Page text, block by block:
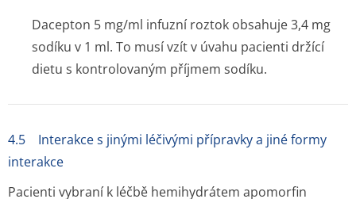
Dacepton 5 mg/ml infuzní roztok obsahuje 3,4 mg
sodíku v 1 ml. To musí vzít v úvahu pacienti držící
dietu s kontrolovaným příjmem sodíku.
4.5 Interakce s jinými léčivými přípravky a jiné formy
interakce
Pacienti vybraní k léčbě hemihydrátem apomorfin